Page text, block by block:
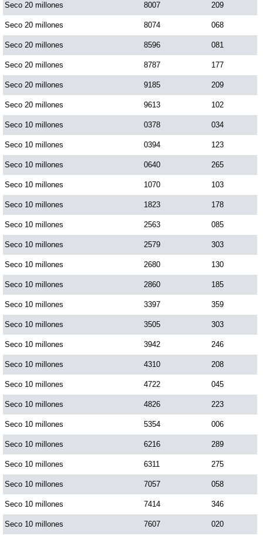
Seco 20 millones 8007 209
Seco 20 millones 8074 068
Seco 20 millones 8596 081
Seco 20 millones 8787 177
Seco 20 millones 9185 209
Seco 20 millones 9613 102
Seco 10 millones 0378 034
Seco 10 millones 0394 123
Seco 10 millones 0640 265
Seco 10 millones 1070 103
Seco 10 millones 1823 178
Seco 10 millones 2563 085
Seco 10 millones 2579 303
Seco 10 millones 2680 130
Seco 10 millones 2860 185
Seco 10 millones 3397 359
Seco 10 millones 3505 303
Seco 10 millones 3942 246
Seco 10 millones 4310 208
Seco 10 millones 4722 045
Seco 10 millones 4826 223
Seco 10 millones 5354 006
Seco 10 millones 6216 289
Seco 10 millones 6311 275
Seco 10 millones 7057 058
Seco 10 millones 7414 346
Seco 10 millones 7607 020